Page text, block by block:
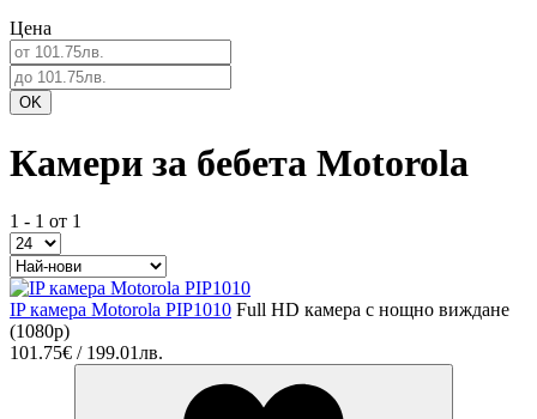
Цена
Камери за бебета Motorola
1 - 1 от 1
IP камера Motorola PIP1010 Full HD камера с нощно виждане
(1080p)
101.75€ / 199.01лв.